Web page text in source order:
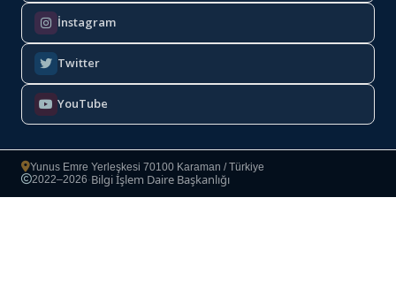
İnstagram
Twitter
YouTube
Yunus Emre Yerleşkesi 70100 Karaman / Türkiye
Copyright
2022–2026·Bilgi İşlem Daire Başkanlığı